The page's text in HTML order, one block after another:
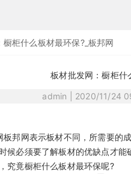
橱柜什么板材最环保?_板邦网
板材批发网：橱柜什
admin | 2020/11/24
板邦网表示板材不同，所需要的
候必须要了解板材的优缺点才
究竟橱柜什么板材最环保呢?